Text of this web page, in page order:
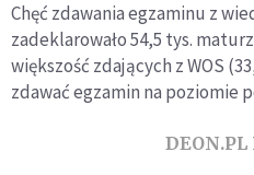
Chęć zdawania egzaminu z
zadeklarowało 54,5 tys.
większość zdających z WOS
zdawać egzamin na poziomie
DEON.PL